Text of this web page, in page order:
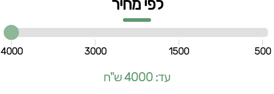
לפי מחיר
500
1500
3000
4000
עד: 4000 ש"ח